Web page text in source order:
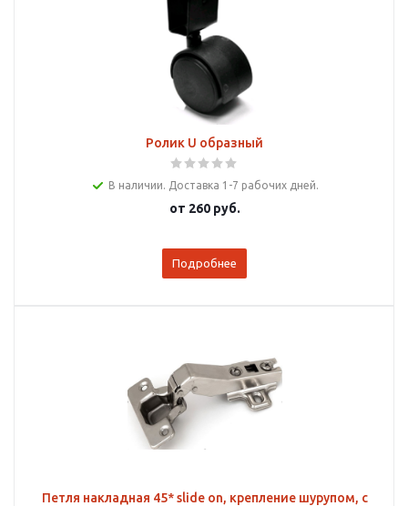
Ролик U образный
В наличии. Доставка 1-7 рабочих дней.
от 260 руб.
Подробнее
Петля накладная 45* slide on, крепление шурупом, с